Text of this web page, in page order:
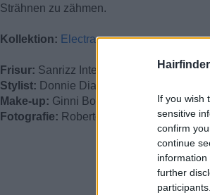
If you wish
sensitive
confirm
continue
further
Strähnen zu zähmen.
Kollektion: Electra
Frisur: Sanrizz International Artistic Team
Stylist: Donnie Diamond
Make-up: Ginni Bogado
Fotografie: Roberto Aguilar